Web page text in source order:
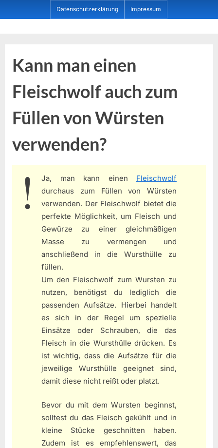
to
Datenschutzerklärung Impressum
Kann man einen
Fleischwolf auch zum
Füllen von Würsten
verwenden?
Ja, man kann einen Fleischwolf
durchaus zum Füllen von Würsten
verwenden. Der Fleischwolf bietet die
perfekte Möglichkeit, um Fleisch und
Gewürze zu einer gleichmäßigen
Masse zu vermengen und
anschließend in die Wursthülle zu
füllen.
Um den Fleischwolf zum Wursten zu
nutzen, benötigst du lediglich die
passenden Aufsätze. Hierbei handelt
es sich in der Regel um spezielle
Einsätze oder Schrauben, die das
Fleisch in die Wursthülle drücken. Es
ist wichtig, dass die Aufsätze für die
jeweilige Wursthülle geeignet sind,
damit diese nicht reißt oder platzt.
Bevor du mit dem Wursten beginnst,
solltest du das Fleisch gekühlt und in
kleine Stücke geschnitten haben.
Zudem ist es empfehlenswert, das